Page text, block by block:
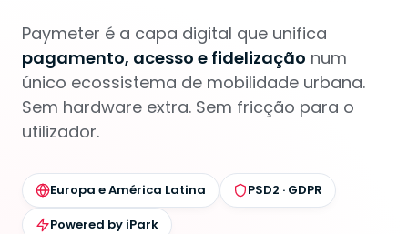
Paymeter é a capa digital que unifica
pagamento, acesso e fidelização num
único ecossistema de mobilidade urbana.
Sem hardware extra. Sem fricção para o
utilizador.
Europa e América Latina
PSD2 · GDPR
Powered by iPark